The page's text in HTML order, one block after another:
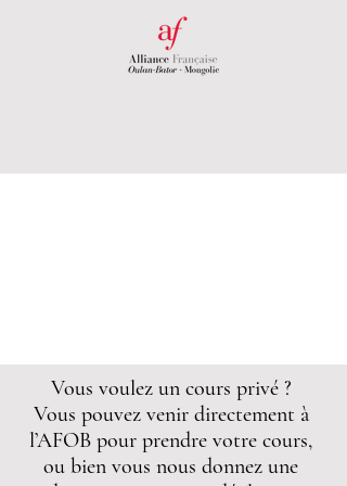
Vous voulez un cours privé ?
Vous pouvez venir directement à
l’AFOB pour prendre votre cours,
ou bien vous nous donnez une